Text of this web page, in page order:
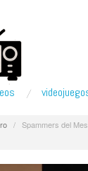
/ Spammers del